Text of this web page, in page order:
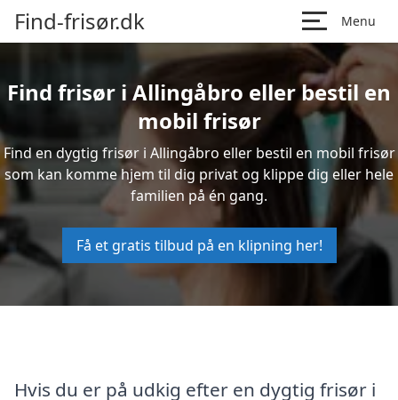
Find-frisør.dk Menu
Find frisør i Allingåbro eller bestil en
mobil frisør
Find en dygtig frisør i Allingåbro eller bestil en mobil frisør
som kan komme hjem til dig privat og klippe dig eller hele
familien på én gang.
Få et gratis tilbud på en klipning her!
Hvis du er på udkig efter en dygtig frisør i